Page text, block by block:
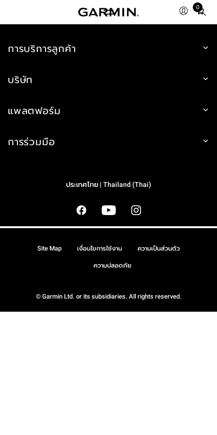
0
Total
การบริการลูกค้า
บริษัท
แพลตฟอร์ม
การร่วมมือ
ประเทศไทย | Thailand (Thai)
© Garmin Ltd. or its subsidiaries. All rights reserved.
Site Map เงื่อนไขการใช้งาน ความเป็นส่วนตัว
ความปลอดภัย